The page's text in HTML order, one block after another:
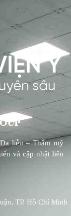
liễu – Thẩm mỹ
và cập nhật liên
TP. Hồ Chí Minh